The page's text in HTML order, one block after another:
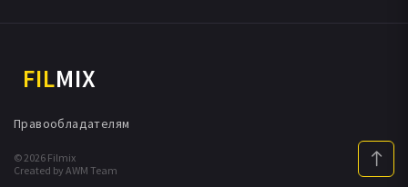
FILMIX
© 2026 Filmix
Created by AWM Team
Правообладателям